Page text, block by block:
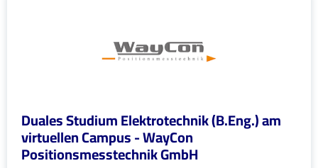
Duales Studium Elektrotechnik (B.Eng.) am
virtuellen Campus - WayCon
Positionsmesstechnik GmbH